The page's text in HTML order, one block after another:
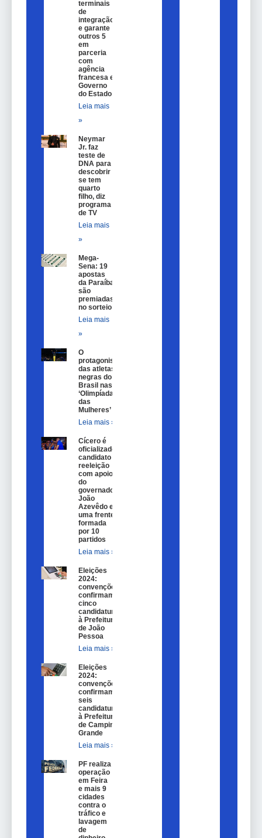
terminais
de
integração
e garante
outros 5
em
parceria
com
agência
francesa e
Governo
do Estado
Leia mais
»
Neymar
Jr. faz
teste de
DNA para
descobrir
se tem
quarto
filho, diz
programa
de TV
Leia mais
»
Mega-
Sena: 19
apostas
da Paraíba
são
premiadas
no sorteio
Leia mais
»
O
protagonismo
das atletas
negras do
Brasil nas
‘Olimpíadas
das
Mulheres’
Leia mais »
Cícero é
oficializado
candidato a
reeleição
com apoio
do
governador
João
Azevêdo e
uma frente
formada
por 10
partidos
Leia mais »
Eleições
2024:
convenções
confirmam
cinco
candidaturas
à Prefeitura
de João
Pessoa
Leia mais »
Eleições
2024:
convenções
confirmam
seis
candidaturas
à Prefeitura
de Campina
Grande
Leia mais »
PF realiza
operação
em Feira
e mais 9
cidades
contra o
tráfico e
lavagem
de